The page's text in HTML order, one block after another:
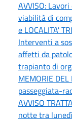
AVVISO:
viabilità di
e LOCALITA'
Interventi a
affetti da
trapianto di
MEMORIE DEL
passeggiata-
AVVISO
notte tra